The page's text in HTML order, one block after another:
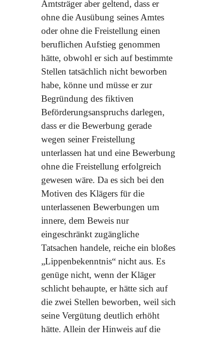
Amtsträger aber geltend, dass er
ohne die Ausübung seines Amtes
oder ohne die Freistellung einen
beruflichen Aufstieg genommen
hätte, obwohl er sich auf bestimmte
Stellen tatsächlich nicht beworben
habe, könne und müsse er zur
Begründung des fiktiven
Beförderungsanspruchs darlegen,
dass er die Bewerbung gerade
wegen seiner Freistellung
unterlassen hat und eine Bewerbung
ohne die Freistellung erfolgreich
gewesen wäre. Da es sich bei den
Motiven des Klägers für die
unterlassenen Bewerbungen um
innere, dem Beweis nur
eingeschränkt zugängliche
Tatsachen handele, reiche ein bloßes
„Lippenbekenntnis“ nicht aus. Es
genüge nicht, wenn der Kläger
schlicht behaupte, er hätte sich auf
die zwei Stellen beworben, weil sich
seine Vergütung deutlich erhöht
hätte. Allein der Hinweis auf die